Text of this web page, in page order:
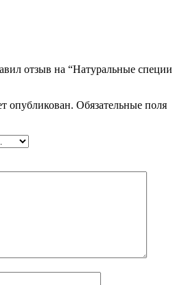
отзыв на “Натуральные специи
опубликован. Обязательные поля